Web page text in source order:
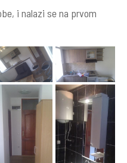
i nalazi se na prvom